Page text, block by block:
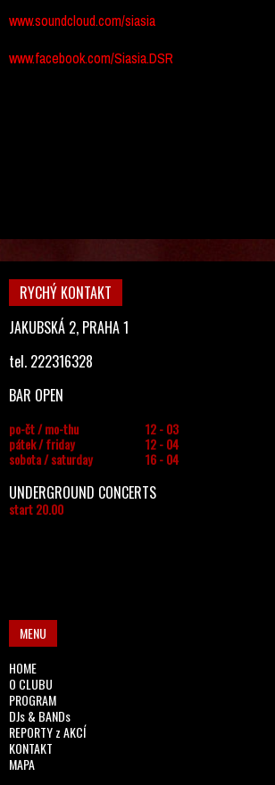
www.soundcloud.com/siasia
www.facebook.com/Siasia.DSR
RYCHÝ KONTAKT
JAKUBSKÁ 2, PRAHA 1
tel. 222316328
BAR OPEN
po-čt / mo-thu
12 - 03
pátek / friday
12 - 04
sobota / saturday
16 - 04
UNDERGROUND CONCERTS
start 20.00
MENU
HOME
O CLUBU
PROGRAM
DJs & BANDs
REPORTY z AKCÍ
KONTAKT
MAPA